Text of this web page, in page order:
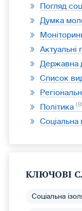
Погляд
Думка
Актуальні
Державна
Список
Політика
Соціальна
КЛЮЧОВІ
Соціальна